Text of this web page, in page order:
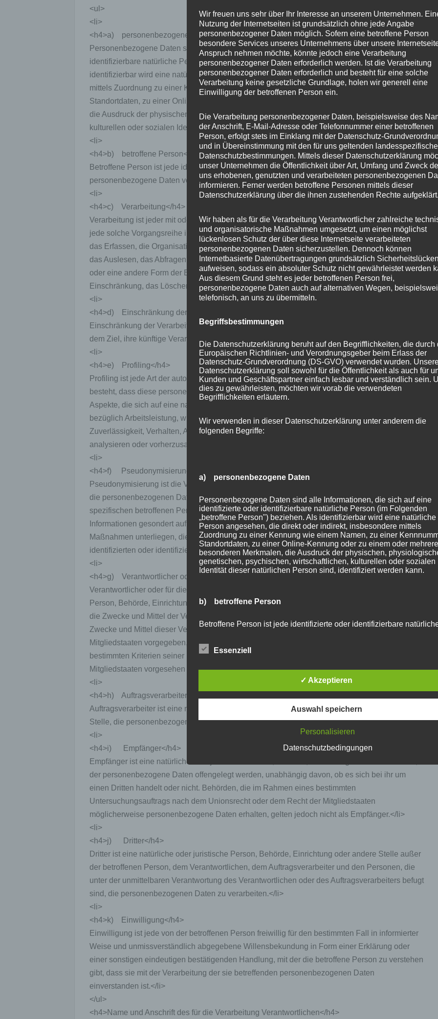
<ul>
<li>
<h4>a) personenbezogene Daten</h4>
Personenbezogene Daten sind alle Informationen, die sich auf eine identifizierte oder
identifizierbare natürliche Person (im Folgenden „betroffene Person") beziehen. Als
identifizierbar wird eine natürliche Person angesehen, die direkt oder indirekt, insbesondere
mittels Zuordnung zu einer Kennung wie einem Namen, zu einer Kennnummer, zu
Standortdaten, zu einer Online-Kennung oder zu einem oder mehreren besonderen Merkmalen,
die Ausdruck der physischen, physiologischen, genetischen, psychischen, wirtschaftlichen,
kulturellen oder sozialen Identität dieser natürlichen Person sind, identifiziert werden kann.</li>
<li>
<h4>b) betroffene Person</h4>
Betroffene Person ist jede identifizierte oder identifizierbare natürliche Person, deren
personenbezogene Daten von dem für die Verarbeitung Verantwortlichen verarbeitet werden.</li>
<li>
<h4>c) Verarbeitung</h4>
Verarbeitung ist jeder mit oder ohne Hilfe automatisierter Verfahren ausgeführte Vorgang oder
jede solche Vorgangsreihe im Zusammenhang mit personenbezogenen Daten wie das Erheben,
das Erfassen, die Organisation, das Ordnen, die Speicherung, die Anpassung oder Veränderung,
das Auslesen, das Abfragen, die Verwendung, die Offenlegung durch Übermittlung, Verbreitung
oder eine andere Form der Bereitstellung, den Abgleich oder die Verknüpfung, die
Einschränkung, das Löschen oder die Vernichtung.</li>
<li>
<h4>d) Einschränkung der Verarbeitung</h4>
Einschränkung der Verarbeitung ist die Markierung gespeicherter personenbezogener Daten mit
dem Ziel, ihre künftige Verarbeitung einzuschränken.</li>
<li>
<h4>e) Profiling</h4>
Profiling ist jede Art der automatisierten Verarbeitung personenbezogener Daten, die darin
besteht, dass diese personenbezogenen Daten verwendet werden, um bestimmte persönliche
Aspekte, die sich auf eine natürliche Person beziehen, zu bewerten, insbesondere, um Aspekte
bezüglich Arbeitsleistung, wirtschaftlicher Lage, Gesundheit, persönlicher Vorlieben, Interessen,
Zuverlässigkeit, Verhalten, Aufenthaltsort oder Ortswechsel dieser natürlichen Person zu
analysieren oder vorherzusagen.</li>
<li>
<h4>f) Pseudonymisierung</h4>
Pseudonymisierung ist die Verarbeitung personenbezogener Daten in einer Weise, auf welche
die personenbezogenen Daten ohne Hinzuziehung zusätzlicher Informationen nicht mehr einer
spezifischen betroffenen Person zugeordnet werden können, sofern diese zusätzlichen
Informationen gesondert aufbewahrt werden und technischen und organisatorischen
Maßnahmen unterliegen, die gewährleisten, dass die personenbezogenen Daten nicht einer
identifizierten oder identifizierbaren natürlichen Person zugewiesen werden.</li>
<li>
<h4>g) Verantwortlicher oder für die Verarbeitung Verantwortlicher</h4>
Verantwortlicher oder für die Verarbeitung Verantwortlicher ist die natürliche oder juristische
Person, Behörde, Einrichtung oder andere Stelle, die allein oder gemeinsam mit anderen über
die Zwecke und Mittel der Verarbeitung von personenbezogenen Daten entscheidet. Sind die
Zwecke und Mittel dieser Verarbeitung durch das Unionsrecht oder das Recht der
Mitgliedstaaten vorgegeben, so kann der Verantwortliche beziehungsweise können die
bestimmten Kriterien seiner Benennung nach dem Unionsrecht oder dem Recht der
Mitgliedstaaten vorgesehen werden.</li>
<li>
<h4>h) Auftragsverarbeiter</h4>
Auftragsverarbeiter ist eine natürliche oder juristische Person, Behörde, Einrichtung oder andere
Stelle, die personenbezogene Daten im Auftrag des Verantwortlichen verarbeitet.</li>
<li>
<h4>i) Empfänger</h4>
Empfänger ist eine natürliche oder juristische Person, Behörde, Einrichtung oder andere Stelle,
der personenbezogene Daten offengelegt werden, unabhängig davon, ob es sich bei ihr um
einen Dritten handelt oder nicht. Behörden, die im Rahmen eines bestimmten
Untersuchungsauftrags nach dem Unionsrecht oder dem Recht der Mitgliedstaaten
möglicherweise personenbezogene Daten erhalten, gelten jedoch nicht als Empfänger.</li>
<li>
<h4>j) Dritter</h4>
Dritter ist eine natürliche oder juristische Person, Behörde, Einrichtung oder andere Stelle außer
der betroffenen Person, dem Verantwortlichen, dem Auftragsverarbeiter und den Personen, die
unter der unmittelbaren Verantwortung des Verantwortlichen oder des Auftragsverarbeiters befugt
sind, die personenbezogenen Daten zu verarbeiten.</li>
<li>
<h4>k) Einwilligung</h4>
Einwilligung ist jede von der betroffenen Person freiwillig für den bestimmten Fall in informierter
Weise und unmissverständlich abgegebene Willensbekundung in Form einer Erklärung oder
einer sonstigen eindeutigen bestätigenden Handlung, mit der die betroffene Person zu verstehen
gibt, dass sie mit der Verarbeitung der sie betreffenden personenbezogenen Daten
einverstanden ist.</li>
</ul>
<h4>Name und Anschrift des für die Verarbeitung Verantwortlichen</h4>
Wir freuen uns sehr über Ihr Interesse an unserem Unternehmen.
Nutzung der Internetseiten ist grundsätzlich ohne jede Angabe
personenbezogener Daten möglich. Sofern eine betroffene Person
besondere Services unseres Unternehmens über unsere
Anspruch nehmen möchte, könnte jedoch eine Verarbeitung
personenbezogener Daten erforderlich werden. Ist die Verarbeitung
personenbezogener Daten erforderlich und besteht für eine solche
Verarbeitung keine gesetzliche Grundlage, holen wir generell eine
Einwilligung der betroffenen Person ein.
Die Verarbeitung personenbezogener Daten, beispielsweise des
der Anschrift, E-Mail-Adresse oder Telefonnummer einer betroffenen
Person, erfolgt stets im Einklang mit der Datenschutz-
und in Übereinstimmung mit den für uns geltenden
Datenschutzbestimmungen. Mittels dieser Datenschutzerklärung
unser Unternehmen die Öffentlichkeit über Art, Umfang und Zweck
uns erhobenen, genutzten und verarbeiteten personenbezogenen
informieren. Ferner werden betroffene Personen mittels dieser
Datenschutzerklärung über die ihnen zustehenden Rechte aufgeklärt.
Wir haben als für die Verarbeitung Verantwortlicher zahlreiche
und organisatorische Maßnahmen umgesetzt, um einen möglichst
lückenlosen Schutz der über diese Internetseite verarbeiteten
personenbezogenen Daten sicherzustellen. Dennoch können
Internetbasierte Datenübertragungen grundsätzlich Sicherheitslücken
aufweisen, sodass ein absoluter Schutz nicht gewährleistet werden
Aus diesem Grund steht es jeder betroffenen Person frei,
personenbezogene Daten auch auf alternativen Wegen,
telefonisch, an uns zu übermitteln.
Begriffsbestimmungen
Die Datenschutzerklärung beruht auf den Begrifflichkeiten, die durch
Europäischen Richtlinien- und Verordnungsgeber beim Erlass der
Datenschutz-Grundverordnung (DS-GVO) verwendet wurden.
Datenschutzerklärung soll sowohl für die Öffentlichkeit als auch für
Kunden und Geschäftspartner einfach lesbar und verständlich sein.
dies zu gewährleisten, möchten wir vorab die verwendeten
Begrifflichkeiten erläutern.
Wir verwenden in dieser Datenschutzerklärung unter anderem die
folgenden Begriffe:
a) personenbezogene Daten
Personenbezogene Daten sind alle Informationen, die sich auf eine
identifizierte oder identifizierbare natürliche Person (im Folgenden
„betroffene Person") beziehen. Als identifizierbar wird eine natürliche
Person angesehen, die direkt oder indirekt, insbesondere mittels
Zuordnung zu einer Kennung wie einem Namen, zu einer
Standortdaten, zu einer Online-Kennung oder zu einem oder
besonderen Merkmalen, die Ausdruck der physischen,
genetischen, psychischen, wirtschaftlichen, kulturellen oder sozialen
Identität dieser natürlichen Person sind, identifiziert werden kann.
b) betroffene Person
Betroffene Person ist jede identifizierte oder identifizierbare
ausgeführte Vorgang oder jede solche Vorgangsreihe im
mit personenbezogenen Daten wie das Erheben, das Erfassen, die
Organisation, das Ordnen, die Speicherung, die Anpassung oder
Veränderung, das Auslesen, das Abfragen, die Verwendung, die
Bereitstellung, den Abgleich oder die Verknüpfung, die
d) Einschränkung der Verarbeitung
Einschränkung der Verarbeitung ist die Markierung gespeicherter
personenbezogener Daten mit dem Ziel, ihre künftige Verarbeitung
Profiling ist jede Art der automatisierten Verarbeitung
Daten, die darin besteht, dass diese personenbezogenen Daten
dieser natürlichen Person zu analysieren oder vorherzusagen.
f) Pseudonymisierung
betroffenen Person zugeordnet werden können, sofern diese
Essenziell
✓ Akzeptieren
Auswahl speichern
Personalisieren
Datenschutzbedingungen